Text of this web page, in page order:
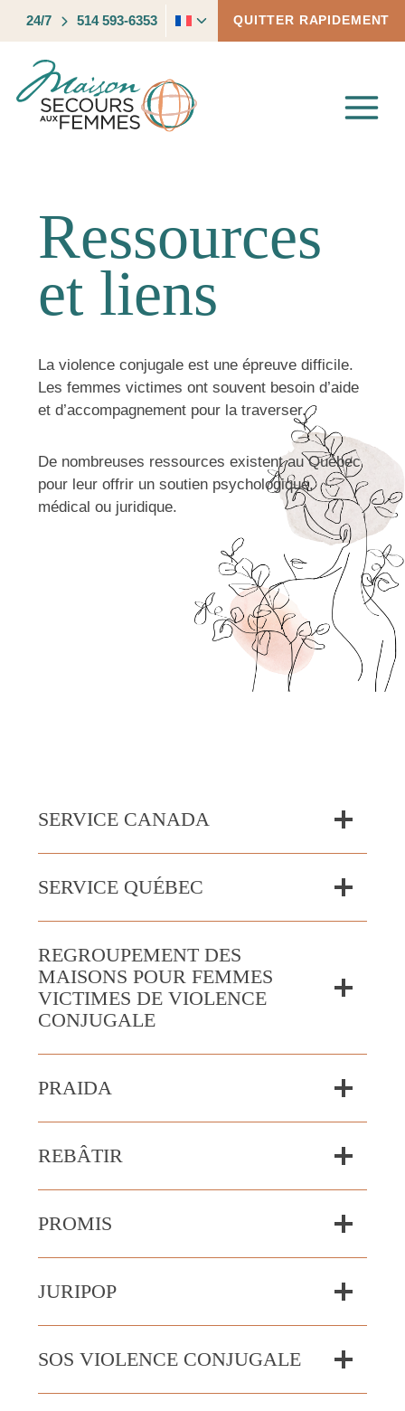
content
24/7 514 593-6353
Toggle
child
QUITTER RAPIDEMENT
Ressources
et liens
La violence conjugale est une épreuve difficile.
Les femmes victimes ont souvent besoin d’aide
et d’accompagnement pour la traverser.
De nombreuses ressources existent au Québec
pour leur offrir un soutien psychologique,
médical ou juridique.
SERVICE CANADA
SERVICE QUÉBEC
REGROUPEMENT DES
MAISONS POUR FEMMES
VICTIMES DE VIOLENCE
CONJUGALE
PRAIDA
REBÂTIR
PROMIS
JURIPOP
SOS VIOLENCE CONJUGALE